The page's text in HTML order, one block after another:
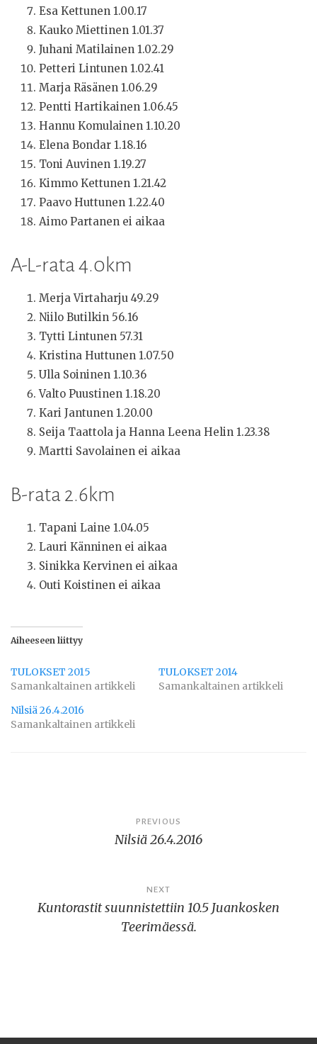
Esa Kettunen 1.00.17
Kauko Miettinen 1.01.37
Juhani Matilainen 1.02.29
Petteri Lintunen 1.02.41
Marja Räsänen 1.06.29
Pentti Hartikainen 1.06.45
Hannu Komulainen 1.10.20
Elena Bondar 1.18.16
Toni Auvinen 1.19.27
Kimmo Kettunen 1.21.42
Paavo Huttunen 1.22.40
Aimo Partanen ei aikaa
A-L-rata 4.0km
Merja Virtaharju 49.29
Niilo Butilkin 56.16
Tytti Lintunen 57.31
Kristina Huttunen 1.07.50
Ulla Soininen 1.10.36
Valto Puustinen 1.18.20
Kari Jantunen 1.20.00
Seija Taattola ja Hanna Leena Helin 1.23.38
Martti Savolainen ei aikaa
B-rata 2.6km
Tapani Laine 1.04.05
Lauri Känninen ei aikaa
Sinikka Kervinen ei aikaa
Outi Koistinen ei aikaa
Aiheeseen liittyy
TULOKSET 2015
Samankaltainen artikkeli
TULOKSET 2014
Samankaltainen artikkeli
Nilsiä 26.4.2016
Samankaltainen artikkeli
PREVIOUS
Nilsiä 26.4.2016
NEXT
Kuntorastit suunnistettiin 10.5 Juankosken
Teerimäessä.